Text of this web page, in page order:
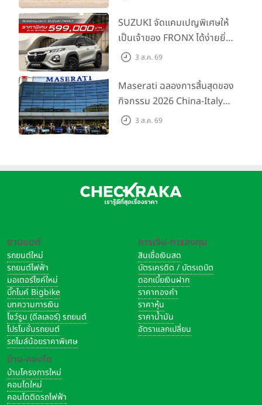
พร้อมลุย ด้วยราคาพิเศษเริ่ม
ต้นที่ 9.49 แสนบาท
SUZUKI จัดแคมเปญพิเศษให้
เป็นเจ้าของ FRONX ได้ง่ายยิ่ง
ขึ้นสำหรับรุ่น GL ราคาพิเศษ
200 คัน พร้อมข้อเสนอสุดคุ้ม
3 ส.ค. 69
Maserati ฉลองการสิ้นสุดของ
กิจกรรม 2026 China-Italy
Grand Tour ณ สำนักงาน
3 ส.ค. 69
ยานยนต์
รถยนต์ใหม่
รถยนต์ไฟฟ้า
มอเตอร์ไซค์ใหม่
บิ๊กไบค์ Bigbike
บทความการเงิน
โชว์รูม (ดีลเลอร์) รถยนต์
โปรโมชั่นรถยนต์
รถไมล์น้อยราคาพิเศษ
บ้าน-คอนโด
บ้านโครงการใหม่
คอนโดใหม่
คอนโดติดรถไฟฟ้า
การเงิน-การลงทุน
สินเชื่อเงินสด
บัตรเครดิต / บัตรเดบิต
ดอกเบี้ยเงินฝาก
ราคาทองคำ
ราคาหุ้น
ราคาน้ำมัน
อัตราแลกเปลี่ยน